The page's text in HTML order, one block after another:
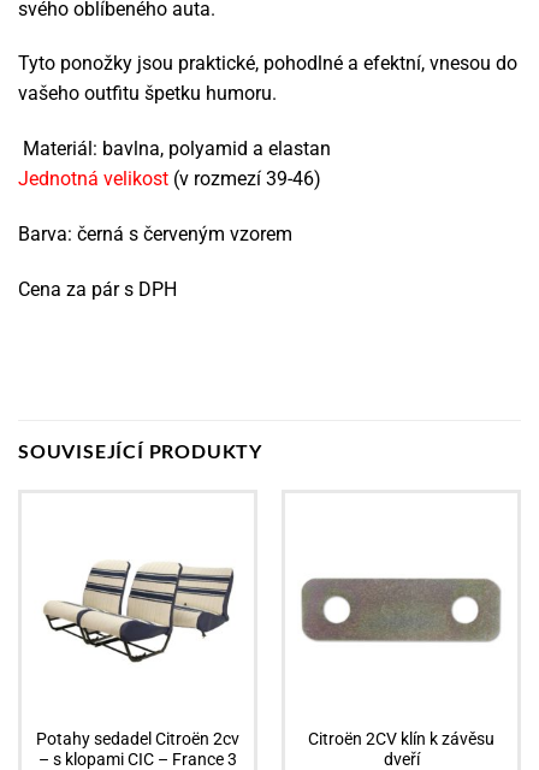
svého oblíbeného auta.
Tyto ponožky jsou praktické, pohodlné a efektní, vnesou do
vašeho outfitu špetku humoru.
Materiál: bavlna, polyamid a elastan
Jednotná velikost (v rozmezí 39-46)
Barva: černá s červeným vzorem
Cena za pár s DPH
SOUVISEJÍCÍ PRODUKTY
Potahy sedadel Citroën 2cv
– s klopami CIC – France 3
Citroën 2CV klín k závěsu
dveří